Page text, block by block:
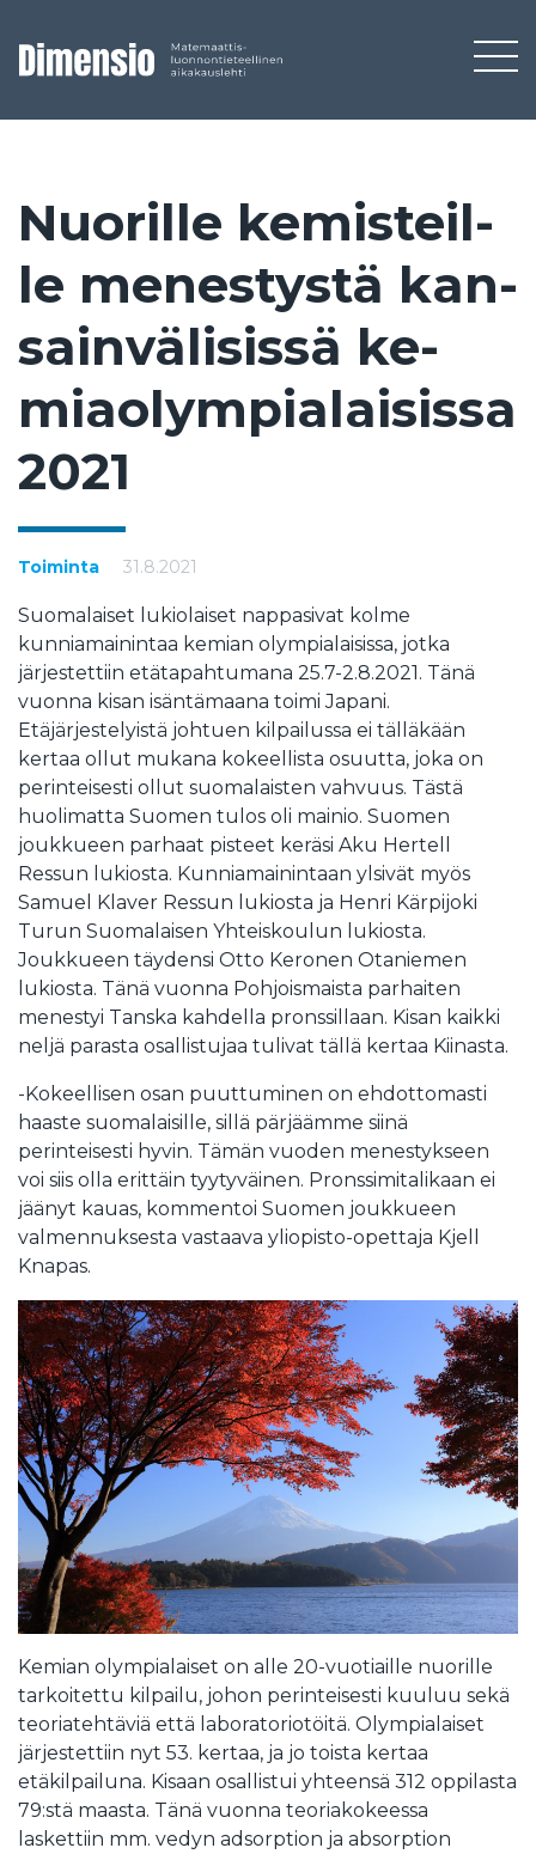
Nuo­ril­le ke­mis­teil­
le me­nes­tys­tä kan­
sain­vä­li­sis­sä ke­
miao­lym­pia­lai­sis­sa
2021
Toiminta 31.8.2021
Suomalaiset lukiolaiset nappasivat kolme
kunniamainintaa kemian olympialaisissa, jotka
järjestettiin etätapahtumana 25.7-2.8.2021. Tänä
vuonna kisan isäntämaana toimi Japani.
Etäjärjestelyistä johtuen kilpailussa ei tälläkään
kertaa ollut mukana kokeellista osuutta, joka on
perinteisesti ollut suomalaisten vahvuus. Tästä
huolimatta Suomen tulos oli mainio. Suomen
joukkueen parhaat pisteet keräsi Aku Hertell
Ressun lukiosta. Kunniamainintaan ylsivät myös
Samuel Klaver Ressun lukiosta ja Henri Kärpijoki
Turun Suomalaisen Yhteiskoulun lukiosta.
Joukkueen täydensi Otto Keronen Otaniemen
lukiosta. Tänä vuonna Pohjoismaista parhaiten
menestyi Tanska kahdella pronssillaan. Kisan kaikki
neljä parasta osallistujaa tulivat tällä kertaa Kiinasta.
-Kokeellisen osan puuttuminen on ehdottomasti
haaste suomalaisille, sillä pärjäämme siinä
perinteisesti hyvin. Tämän vuoden menestykseen
voi siis olla erittäin tyytyväinen. Pronssimitalikaan ei
jäänyt kauas, kommentoi Suomen joukkueen
valmennuksesta vastaava yliopisto-opettaja Kjell
Knapas.
Kemian olympialaiset on alle 20-vuotiaille nuorille
tarkoitettu kilpailu, johon perinteisesti kuuluu sekä
teoriatehtäviä että laboratoriotöitä. Olympialaiset
järjestettiin nyt 53. kertaa, ja jo toista kertaa
etäkilpailuna. Kisaan osallistui yhteensä 312 oppilasta
79:stä maasta. Tänä vuonna teoriakokeessa
laskettiin mm. vedyn adsorption ja absorption